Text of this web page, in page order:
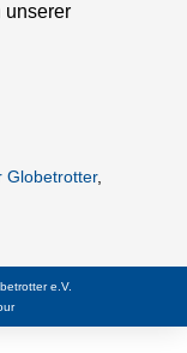
unserer
Globetrotter,
e.V.